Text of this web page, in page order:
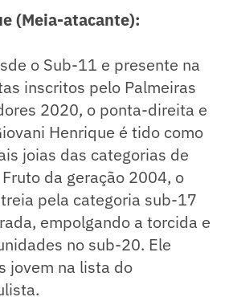
(Meia-atacante):
o Sub-11 e presente na
inscritos pelo Palmeiras
2020, o ponta-direita e
Henrique é tido como
joias das categorias de
da geração 2004, o
pela categoria sub-17
empolgando a torcida e
no sub-20. Ele
jovem na lista do